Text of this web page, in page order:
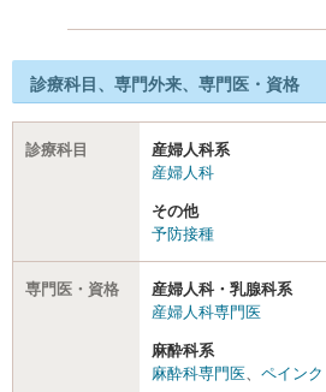
診療科目、専門外来、専門医・資格
診療科目
産婦人科系
産婦人科
その他
予防接種
専門医・資格
産婦人科・乳腺科系
産婦人科専門医
麻酔科系
麻酔科専門医、 ペイン